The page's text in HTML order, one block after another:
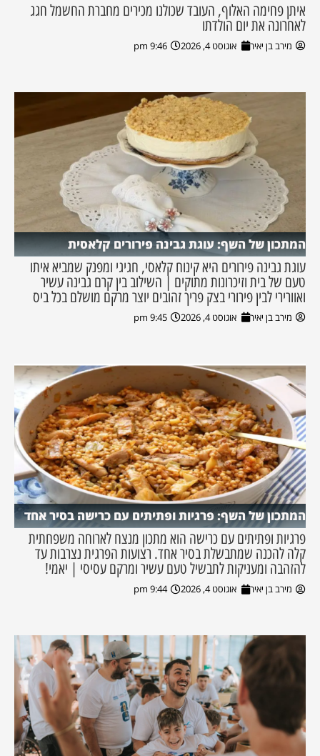
איתן פחימה האלוף, העובד שכולנו מכירים מחברת החשמל חגג
לאחרונה את יום הולדתו
מירב בן יאיר אוגוסט 4, 2026 9:46 pm
המתכון של השף: עוגת גבינה פירורים קלאסית
עוגת גבינה פירורים היא קינוח קלאסי, חגיגי ומפנק שמביא איתו
טעם של בית וזיכרונות מתוקים | השילוב בין קרם גבינה עשיר
ואוורירי לבין פירורי בצק פריך זהובים יוצר מרקם מושלם בכל ביס
מירב בן יאיר אוגוסט 4, 2026 9:45 pm
המתכון של השף: פרגיות ופתיתים עם כרישה בסיר אחד
פרגיות ופתיתים עם כרישה הוא מתכון מנצח לארוחה משפחתית
קלה להכנה שמתבשלת בסיר אחד. רצועות הפרגית נצרבות עד
להזהבה ומעניקות לתבשיל טעם עשיר ומרקם עסיסי | יאמי!
מירב בן יאיר אוגוסט 4, 2026 9:44 pm